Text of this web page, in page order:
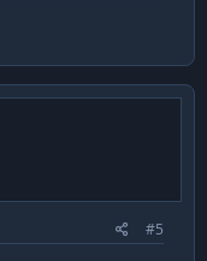
para que
#5